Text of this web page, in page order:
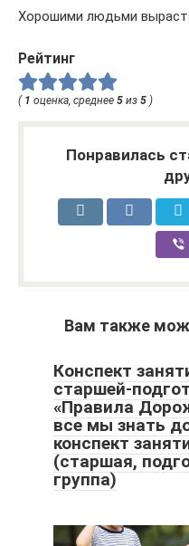
Хорошими людьми
Рейтинг
( 1 оценка, среднее 5 из 5 )
Понравилась
Вам также
Конспект
старшей-
«Правила
все мы знать
конспект
(старшая,
группа)